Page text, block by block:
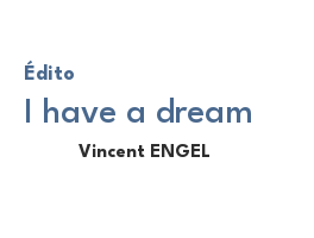
Édito
I have a dream
Vincent ENGEL